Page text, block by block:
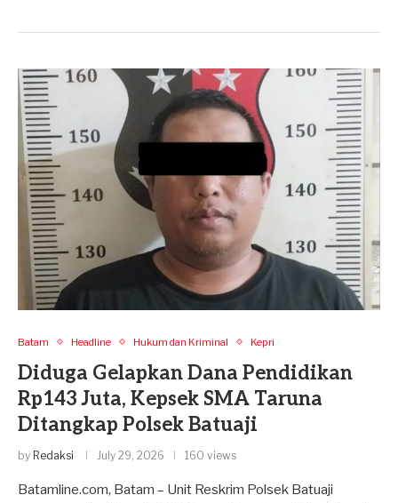
Batam Headline Hukum dan Kriminal Kepri
Diduga Gelapkan Dana Pendidikan
Rp143 Juta, Kepsek SMA Taruna
Ditangkap Polsek Batuaji
by Redaksi July 29, 2026 160 views
Batamline.com, Batam – Unit Reskrim Polsek Batuaji